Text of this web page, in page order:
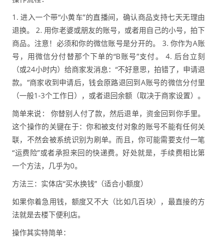
1. 进入一个带“小黄车”的直播间，确认商品支持七天无理由
退换。 2. 用你老婆或朋友的账号，或者用自己的小号，拍下
商品。注意！必须和你的微信账号是分开的。 3. 你作为A账
号，用微信分付替那个下单的“B账号”支付。 4. 后台立刻
（或24小时内）给商家发消息：“不好意思，拍错了，申请退
款。”商家收到申请后，钱会原路退回到A账号的微信分付里
（一般1-3个工作日），或者退回余额（取决于商家设置）。
简单来说： 你替别人付了款，然后退单，资金回到你手里。
这个操作的关键在于：你和被支付对象的账号不能有任何关
联，不然会被系统识别为刷单。而且，你可能需要支付一笔
“运费险”或者承担来回的快递费。好处就是，手续费相比第
一个方法，几乎为0。
方法三：实体店“买水换钱”（适合小额度）
如果你着急用钱，额度又不大（比如几百块），最直接的方
法就是去楼下便利店。
操作其实特简单：